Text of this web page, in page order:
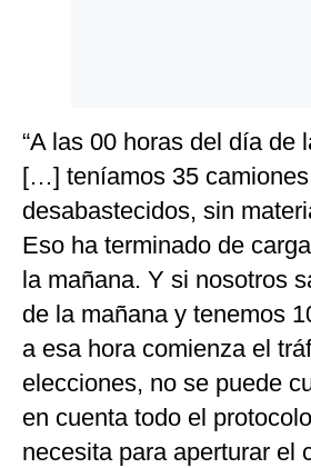
“A las 00 horas del día de
[…] teníamos 35 camiones
desabastecidos, sin
Eso ha terminado de
la mañana. Y si nosotros
de la mañana y tenemos
a esa hora comienza el
elecciones, no se puede
en cuenta todo el
necesita para aperturar el